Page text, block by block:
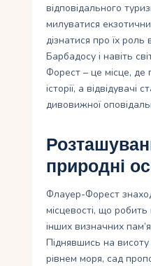
відповідального
милуватися
дізнатися про їх роль
Барбадосу і навіть
Форест – це місце, де
історії, а відвідувачі
дивовижної
природні
Флауер-Форест
місцевості, що
інших визначних
Піднявшись на
рівнем моря, сад